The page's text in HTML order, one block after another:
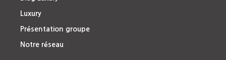
Luxury
Présentation groupe
Notre réseau